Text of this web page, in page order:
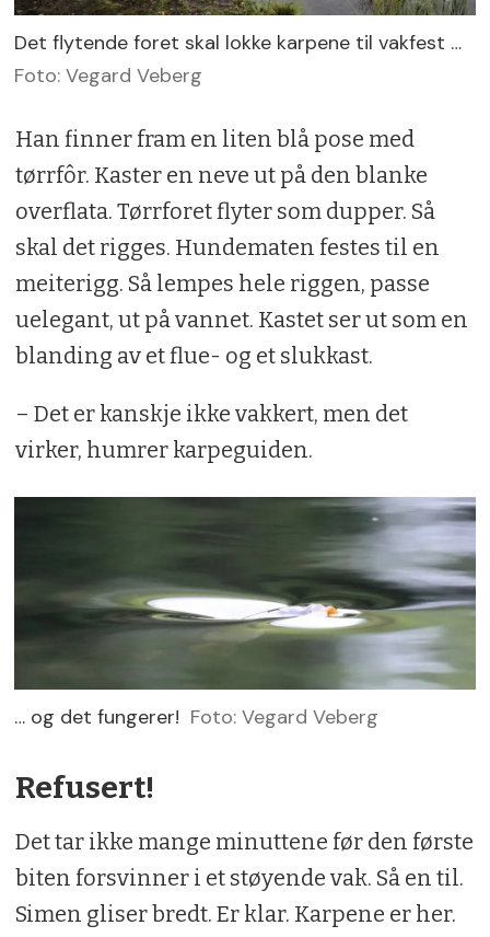
Det flytende foret skal lokke karpene til vakfest …
Foto: Vegard Veberg
Han finner fram en liten blå pose med
tørrfôr. Kaster en neve ut på den blanke
overflata. Tørrforet flyter som dupper. Så
skal det rigges. Hundematen festes til en
meiterigg. Så lempes hele riggen, passe
uelegant, ut på vannet. Kastet ser ut som en
blanding av et flue- og et slukkast.
– Det er kanskje ikke vakkert, men det
virker, humrer karpeguiden.
… og det fungerer! Foto: Vegard Veberg
Refusert!
Det tar ikke mange minuttene før den første
biten forsvinner i et støyende vak. Så en til.
Simen gliser bredt. Er klar. Karpene er her.